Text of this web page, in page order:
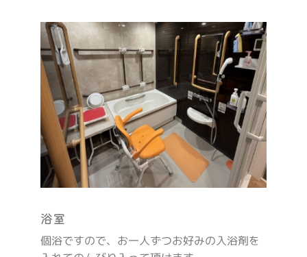
浴室
個浴ですので、お一人ずつお好みの入浴剤を